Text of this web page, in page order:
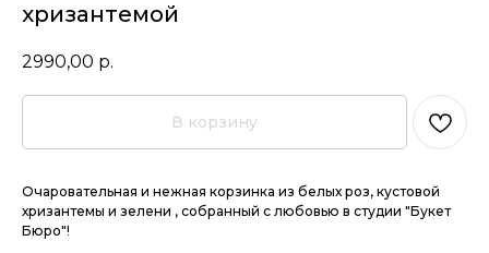
хризантемой
2990,00 р.
В корзину
Очаровательная и нежная корзинка из белых роз, кустовой
хризантемы и зелени , собранный с любовью в студии "Букет
Бюро"!